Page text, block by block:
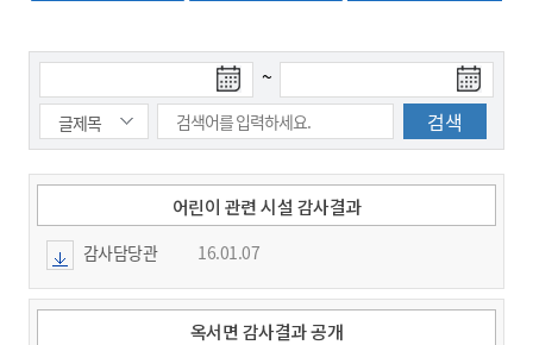
색
시
일
~
색
종
일
어린이 관련 시설 감사결과
감사담당관 16.01.07
옥서면 감사결과 공개